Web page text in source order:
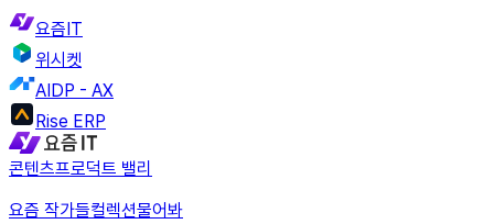
요즘IT
위시켓
AIDP - AX
Rise ERP
콘텐츠프로덕트 밸리
요즘 작가들컬렉션물어봐